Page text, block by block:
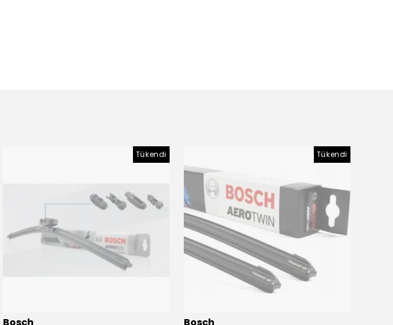
Tükendi Tükendi